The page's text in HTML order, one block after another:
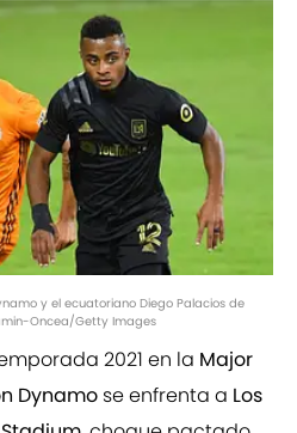
y el ecuatoriano Diego Palacios de
Oncea/Getty Images
2021 en la Major
Dynamo se enfrenta a Los